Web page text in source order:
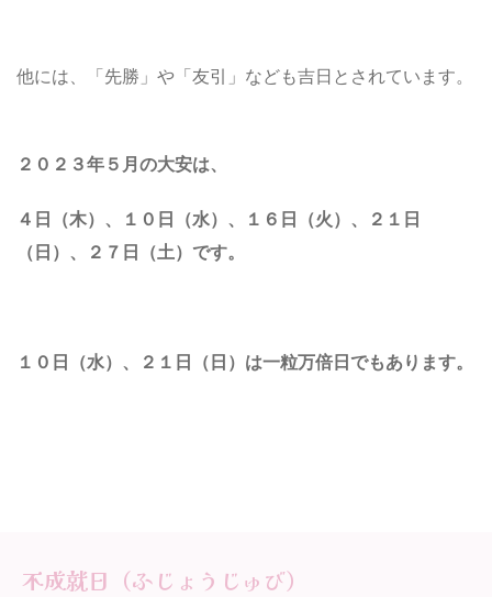
他には、「先勝」や「友引」なども吉日とされています。
２０２３年５月の大安は、
４日（木）、 １０日（水） 、１６日（火）、２１日
（日）、
２７日（土）です。
１０日（水）、２１日（日）は一粒万倍日でもあります。
不成就日（ふじょうじゅび）